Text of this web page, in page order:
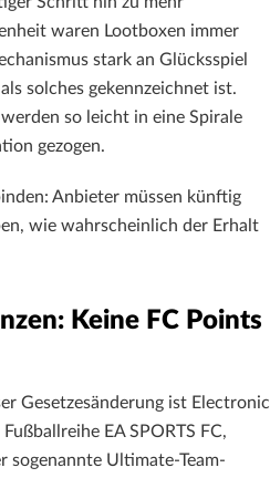
waren Lootboxen immer
stark an Glücksspiel
solches gekennzeichnet ist.
so leicht in eine Spirale
gezogen.
Anbieter müssen künftig
wie wahrscheinlich der Erhalt
Keine FC Points
Gesetzesänderung ist Electronic
EA SPORTS FC,
sogenannte Ultimate-Team-